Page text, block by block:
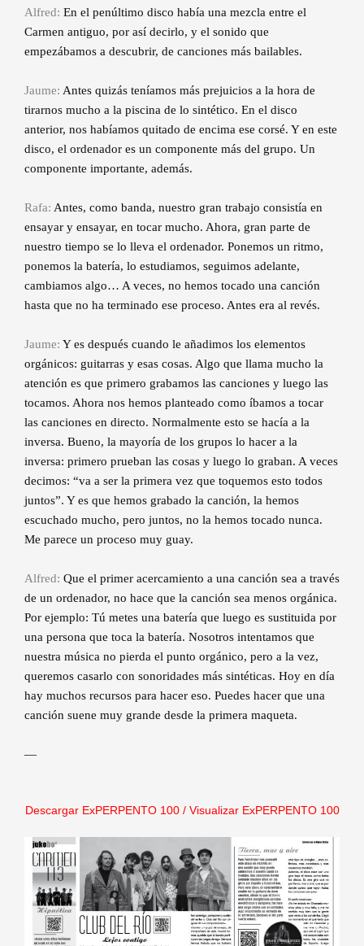
Alfred: En el penúltimo disco había una mezcla entre el
Carmen antiguo, por así decirlo, y el sonido que
empezábamos a descubrir, de canciones más bailables.
Jaume: Antes quizás teníamos más prejuicios a la hora de
tirarnos mucho a la piscina de lo sintético. En el disco
anterior, nos habíamos quitado de encima ese corsé. Y en este
disco, el ordenador es un componente más del grupo. Un
componente importante, además.
Rafa: Antes, como banda, nuestro gran trabajo consistía en
ensayar y ensayar, en tocar mucho. Ahora, gran parte de
nuestro tiempo se lo lleva el ordenador. Ponemos un ritmo,
ponemos la batería, lo estudiamos, seguimos adelante,
cambiamos algo… A veces, no hemos tocado una canción
hasta que no ha terminado ese proceso. Antes era al revés.
Jaume: Y es después cuando le añadimos los elementos
orgánicos: guitarras y esas cosas. Algo que llama mucho la
atención es que primero grabamos las canciones y luego las
tocamos. Ahora nos hemos planteado como íbamos a tocar
las canciones en directo. Normalmente esto se hacía a la
inversa. Bueno, la mayoría de los grupos lo hacer a la
inversa: primero prueban las cosas y luego lo graban. A veces
decimos: “va a ser la primera vez que toquemos esto todos
juntos”. Y es que hemos grabado la canción, la hemos
escuchado mucho, pero juntos, no la hemos tocado nunca.
Me parece un proceso muy guay.
Alfred: Que el primer acercamiento a una canción sea a través
de un ordenador, no hace que la canción sea menos orgánica.
Por ejemplo: Tú metes una batería que luego es sustituida por
una persona que toca la batería. Nosotros intentamos que
nuestra música no pierda el punto orgánico, pero a la vez,
queremos casarlo con sonoridades más sintéticas. Hoy en día
hay muchos recursos para hacer eso. Puedes hacer que una
canción suene muy grande desde la primera maqueta.
—
Descargar ExPERPENTO 100/ Visualizar ExPERPENTO 100